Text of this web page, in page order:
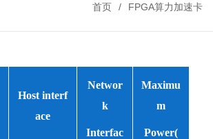
首页 FPGA算力加速卡
Host interf
ace
Networ
k
Interfac
Maximu
m
Power(